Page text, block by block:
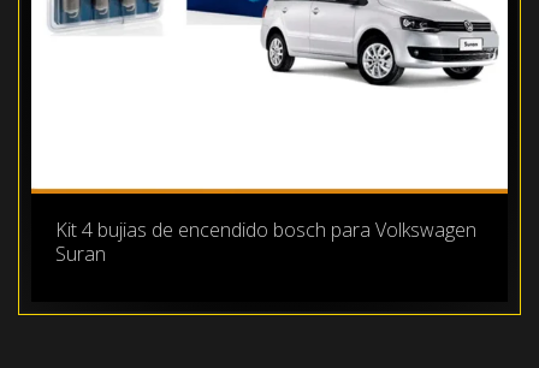
Kit 4 bujias de encendido bosch para Volkswagen
Suran